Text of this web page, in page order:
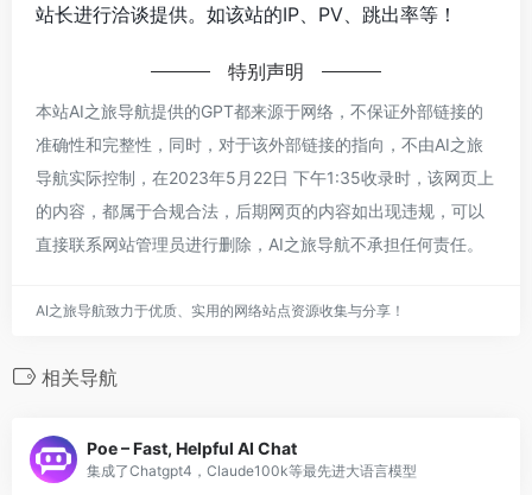
站长进行洽谈提供。如该站的IP、PV、跳出率等！
特别声明
本站AI之旅导航提供的GPT都来源于网络，不保证外部链接的
准确性和完整性，同时，对于该外部链接的指向，不由AI之旅
导航实际控制，在2023年5月22日 下午1:35收录时，该网页上
的内容，都属于合规合法，后期网页的内容如出现违规，可以
直接联系网站管理员进行删除，AI之旅导航不承担任何责任。
AI之旅导航致力于优质、实用的网络站点资源收集与分享！
相关导航
Poe – Fast, Helpful AI Chat
集成了Chatgpt4，Claude100k等最先进大语言模型